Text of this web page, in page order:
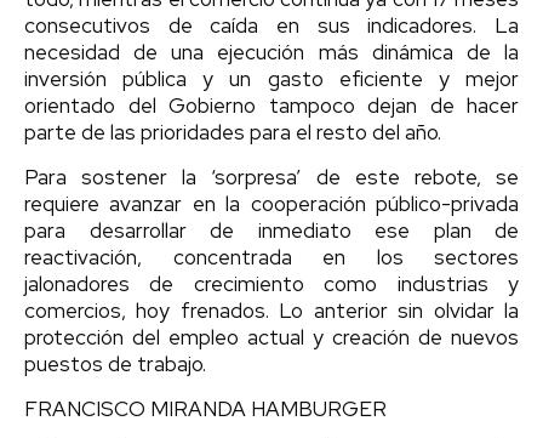
consecutivos de caída en sus indicadores. La
necesidad de una ejecución más dinámica de la
inversión pública y un gasto eficiente y mejor
orientado del Gobierno tampoco dejan de hacer
parte de las prioridades para el resto del año.
Para sostener la ‘sorpresa’ de este rebote, se
requiere avanzar en la cooperación público-privada
para desarrollar de inmediato ese plan de
reactivación, concentrada en los sectores
jalonadores de crecimiento como industrias y
comercios, hoy frenados. Lo anterior sin olvidar la
protección del empleo actual y creación de nuevos
puestos de trabajo.
FRANCISCO MIRANDA HAMBURGER